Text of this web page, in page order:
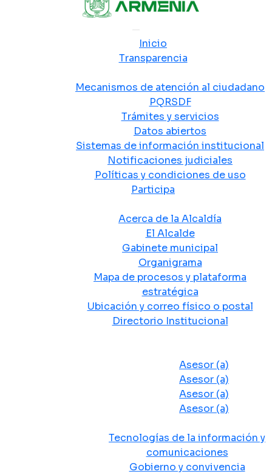
Inicio
Transparencia
Mecanismos de atención al ciudadano
PQRSDF
Trámites y servicios
Datos abiertos
Sistemas de información institucional
Notificaciones judiciales
Políticas y condiciones de uso
Participa
Acerca de la Alcaldía
El Alcalde
Gabinete municipal
Organigrama
Mapa de procesos y plataforma
estratégica
Ubicación y correo físico o postal
Directorio Institucional
Asesor (a)
Asesor (a)
Asesor (a)
Asesor (a)
Tecnologías de la información y
comunicaciones
Gobierno y convivencia